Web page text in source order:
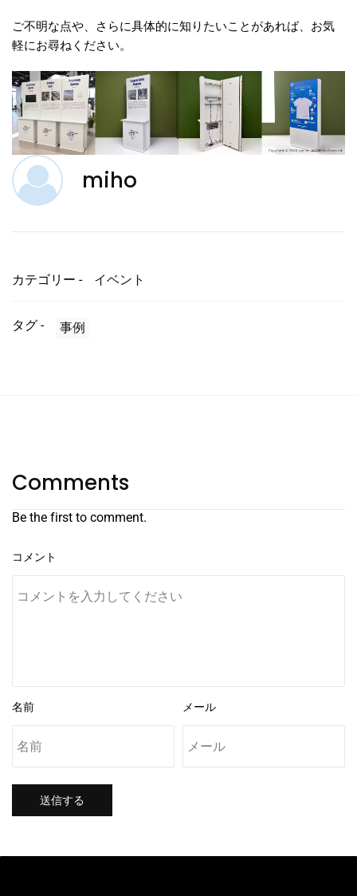
ご不明な点や、さらに具体的に知りたいことがあれば、お気
軽にお尋ねください。
miho
カテゴリー - イベント
タグ - 事例
Comments
Be the first to comment.
コメント
名前 メール
送信する